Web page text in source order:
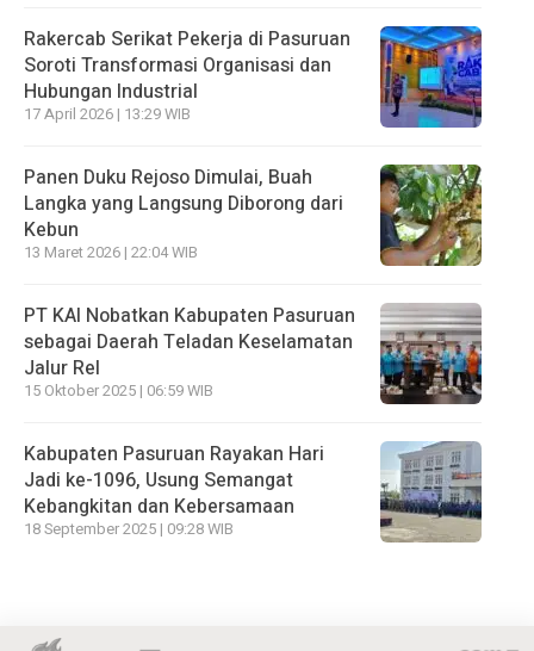
Rakercab Serikat Pekerja di Pasuruan
Soroti Transformasi Organisasi dan
Hubungan Industrial
17 April 2026 | 13:29 WIB
Panen Duku Rejoso Dimulai, Buah
Langka yang Langsung Diborong dari
Kebun
13 Maret 2026 | 22:04 WIB
PT KAI Nobatkan Kabupaten Pasuruan
sebagai Daerah Teladan Keselamatan
Jalur Rel
15 Oktober 2025 | 06:59 WIB
Kabupaten Pasuruan Rayakan Hari
Jadi ke-1096, Usung Semangat
Kebangkitan dan Kebersamaan
18 September 2025 | 09:28 WIB